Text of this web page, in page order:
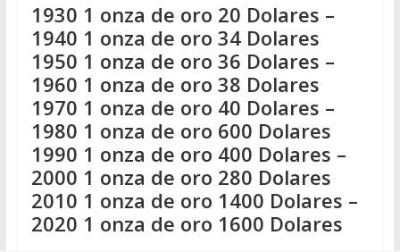
1930 1 onza de oro 20 Dolares –
1940 1 onza de oro 34 Dolares
1950 1 onza de oro 36 Dolares –
1960 1 onza de oro 38 Dolares
1970 1 onza de oro 40 Dolares –
1980 1 onza de oro 600 Dolares
1990 1 onza de oro 400 Dolares –
2000 1 onza de oro 280 Dolares
2010 1 onza de oro 1400 Dolares –
2020 1 onza de oro 1600 Dolares